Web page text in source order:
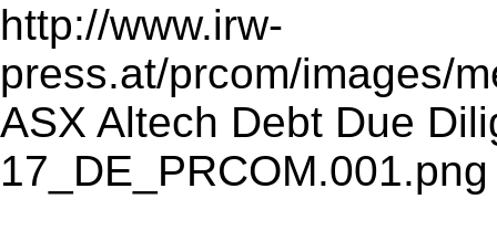
http://www.irw-
press.at/prcom/images/
ASX Altech Debt Due
17_DE_PRCOM.001.png